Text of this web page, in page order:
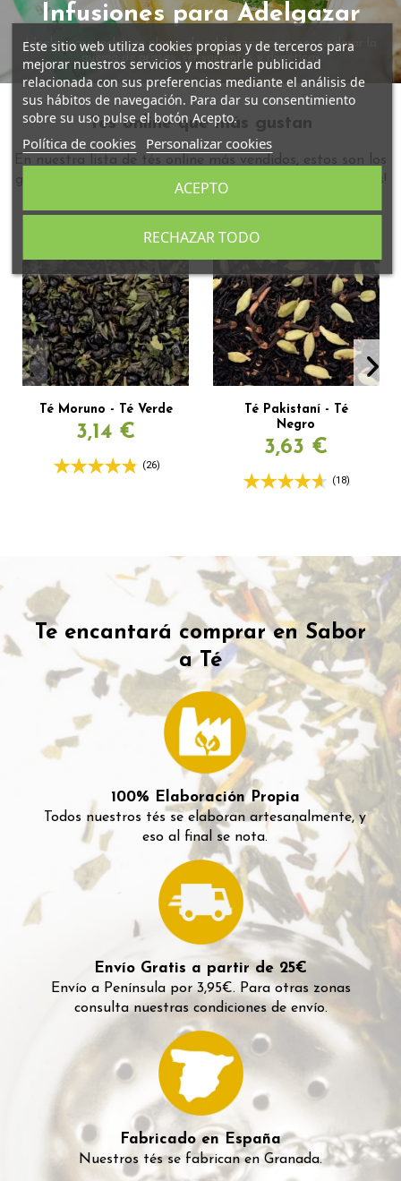
Infusiones para Adelgazar
Ideales para incluir en planes de adelgazamiento por acelerar la
quema de grasas, ser saciantes y diuréticas
Tés online que más gustan
En nuestra lista de tés online más vendidos, estos son los
ganadores en nuestra tienda de té. ¡Anímate a probarlos!
Té Moruno - Té Verde
3,14 €
(26)
Té Pakistaní - Té
Negro
3,63 €
(18)
Te encantará comprar en Sabor
a Té
100% Elaboración Propia
Todos nuestros tés se elaboran artesanalmente, y
eso al final se nota.
Envío Gratis a partir de 25€
Envío a Península por 3,95€. Para otras zonas
consulta nuestras condiciones de envío.
Fabricado en España
Nuestros tés se fabrican en Granada.
Este sitio web utiliza cookies propias y de terceros para
mejorar nuestros servicios y mostrarle publicidad
relacionada con sus preferencias mediante el análisis de
sus hábitos de navegación. Para dar su consentimiento
sobre su uso pulse el botón Acepto.
Política de cookies Personalizar cookies
RECHAZAR TODO
ACEPTO